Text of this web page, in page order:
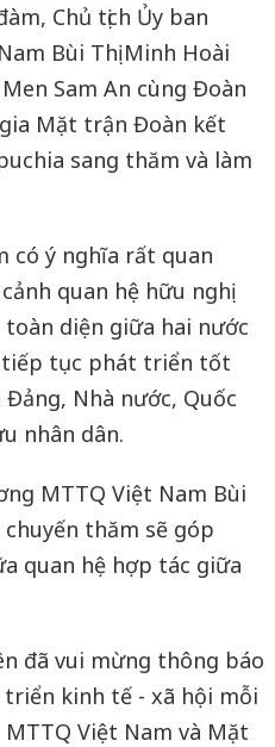
Chủ tịch Ủy ban
Bùi Thị Minh Hoài
Sam An cùng Đoàn
Mặt trận Đoàn kết
sang thăm và làm
có ý nghĩa rất quan
quan hệ hữu nghị
diện giữa hai nước
tiếp tục phát triển tốt
Nhà nước, Quốc
nhân dân.
MTTQ Việt Nam Bùi
thăm sẽ góp
quan hệ hợp tác giữa
đã vui mừng thông báo
kinh tế - xã hội mỗi
Việt Nam và Mặt